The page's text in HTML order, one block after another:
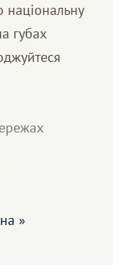
губах
»